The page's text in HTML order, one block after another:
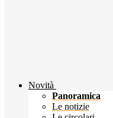
Novità
Panoramica
Le notizie